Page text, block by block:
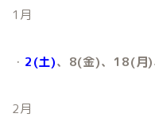
1月
・ 2(土)、8(金)、18(月)
2月